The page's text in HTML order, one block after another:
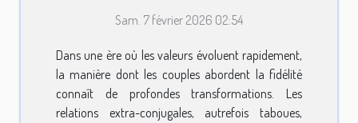
mariages modernes ?
Sam. 7 février 2026 02:54
Dans une ère où les valeurs évoluent rapidement,
la manière dont les couples abordent la fidélité
connaît de profondes transformations. Les
relations extra-conjugales, autrefois taboues,